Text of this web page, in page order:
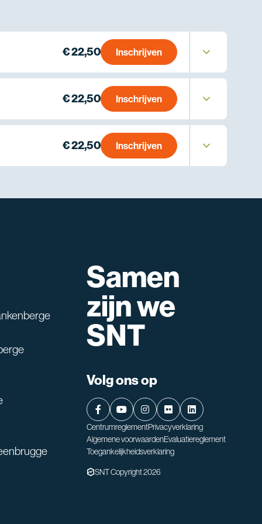
€ 22,50 Inschrijven
€ 22,50 Inschrijven
€ 22,50 Inschrijven
Samen
zijn we
SNT
Volg ons op
CentrumreglementPrivacyverklaring
Algemene voorwaardenEvaluatiereglement
Toegankelijkheidsverklaring
SNT Copyright 2026